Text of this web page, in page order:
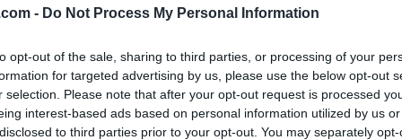
- Do Not Process My Personal Information
opt-out of the sale, sharing to third parties, or processing of your
for targeted advertising by us, please use the below opt-out
selection. Please note that after your opt-out request is processed
interest-based ads based on personal information utilized by us
to third parties prior to your opt-out. You may separately
Adobe Acrobat Pro 2026.001.21771 Cleamio 3.4.0
TradingView
TradingView - Track All Markets CleanMyMac X